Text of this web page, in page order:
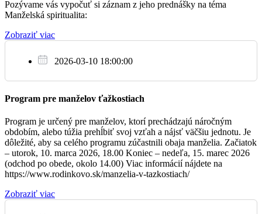
3.3.
06:30
krížová cesta
17:30
Poďakovanie za životné jubileum
So
Pozývame vás vypočuť si záznam z jeho prednášky na téma
Manželská spiritualita:
Zobraziť viac
2026-03-10 18:00:00
Program pre manželov ťažkostiach
Program je určený pre manželov, ktorí prechádzajú náročným
obdobím, alebo túžia prehĺbiť svoj vzťah a nájsť väčšiu jednotu. Je
dôležité, aby sa celého programu zúčastnili obaja manželia. Začiatok
– utorok, 10. marca 2026, 18.00 Koniec – nedeľa, 15. marec 2026
(odchod po obede, okolo 14.00) Viac informácií nájdete na
https://www.rodinkovo.sk/manzelia-v-tazkostiach/
Zobraziť viac